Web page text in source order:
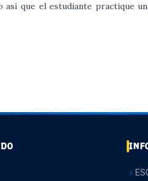
que el estudiante practique